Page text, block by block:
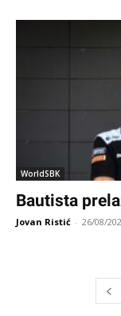
WorldSBK
Bautista
Jovan Ristić - 26/08/